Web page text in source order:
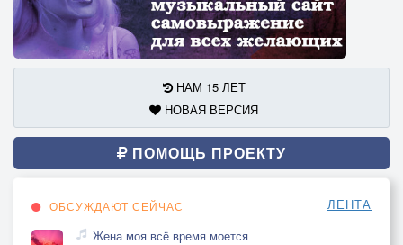
НАМ 15 ЛЕТ
НОВАЯ ВЕРСИЯ
ПОМОЩЬ ПРОЕКТУ
ОБСУЖДАЮТ СЕЙЧАС ЛЕНТА
Жена моя всё время моется